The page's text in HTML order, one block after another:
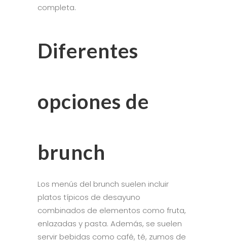
completa.
Diferentes
opciones de
brunch
Los menús del brunch suelen incluir
platos típicos de desayuno
combinados de elementos como fruta,
enlazadas y pasta. Además, se suelen
servir bebidas como café, té, zumos de